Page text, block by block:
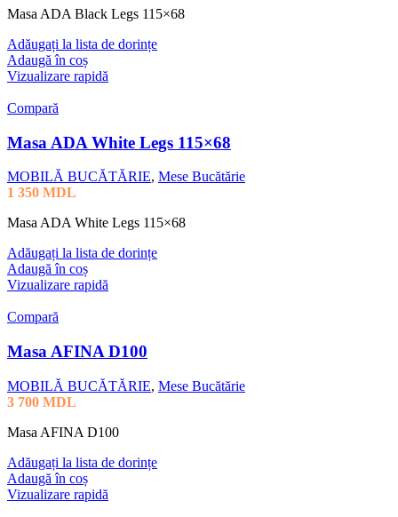
Masa ADA Black Legs 115×68
Adăugați la lista de dorințe
Adaugă în coș
Vizualizare rapidă
Compară
Masa ADA White Legs 115×68
MOBILĂ BUCĂTĂRIE, Mese Bucătărie
1 350 MDL
Masa ADA White Legs 115×68
Adăugați la lista de dorințe
Adaugă în coș
Vizualizare rapidă
Compară
Masa AFINA D100
MOBILĂ BUCĂTĂRIE, Mese Bucătărie
3 700 MDL
Masa AFINA D100
Adăugați la lista de dorințe
Adaugă în coș
Vizualizare rapidă